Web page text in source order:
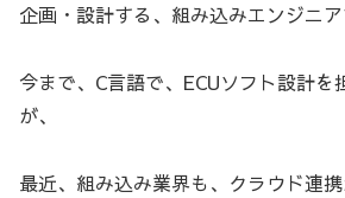
企画・設計する、組み込みエンジニア
今まで、C言語で、ECUソフト設計を
が、
最近、組み込み業界も、クラウド連携